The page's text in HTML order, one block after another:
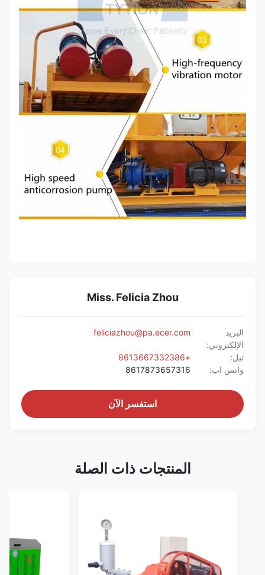
Miss. Felicia Zhou
الإلكتروني:
feliciazhou@pa.ecer.com
واتس اب:
8617873657316
استفسر الآن
المنتجات ذات الصلة